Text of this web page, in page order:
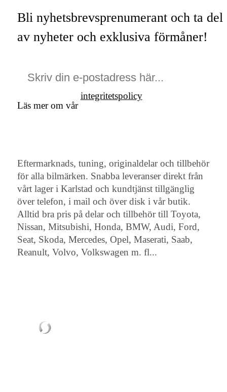
Bli nyhetsbrevsprenumerant och ta del
av nyheter och exklusiva förmåner!
Läs mer om vår
integritetspolicy
Eftermarknads, tuning, originaldelar och tillbehör
för alla bilmärken. Snabba leveranser direkt från
vårt lager i Karlstad och kundtjänst tillgänglig
över telefon, i mail och över disk i vår butik.
Alltid bra pris på delar och tillbehör till Toyota,
Nissan, Mitsubishi, Honda, BMW, Audi, Ford,
Seat, Skoda, Mercedes, Opel, Maserati, Saab,
Reanult, Volvo, Volkswagen m. fl...